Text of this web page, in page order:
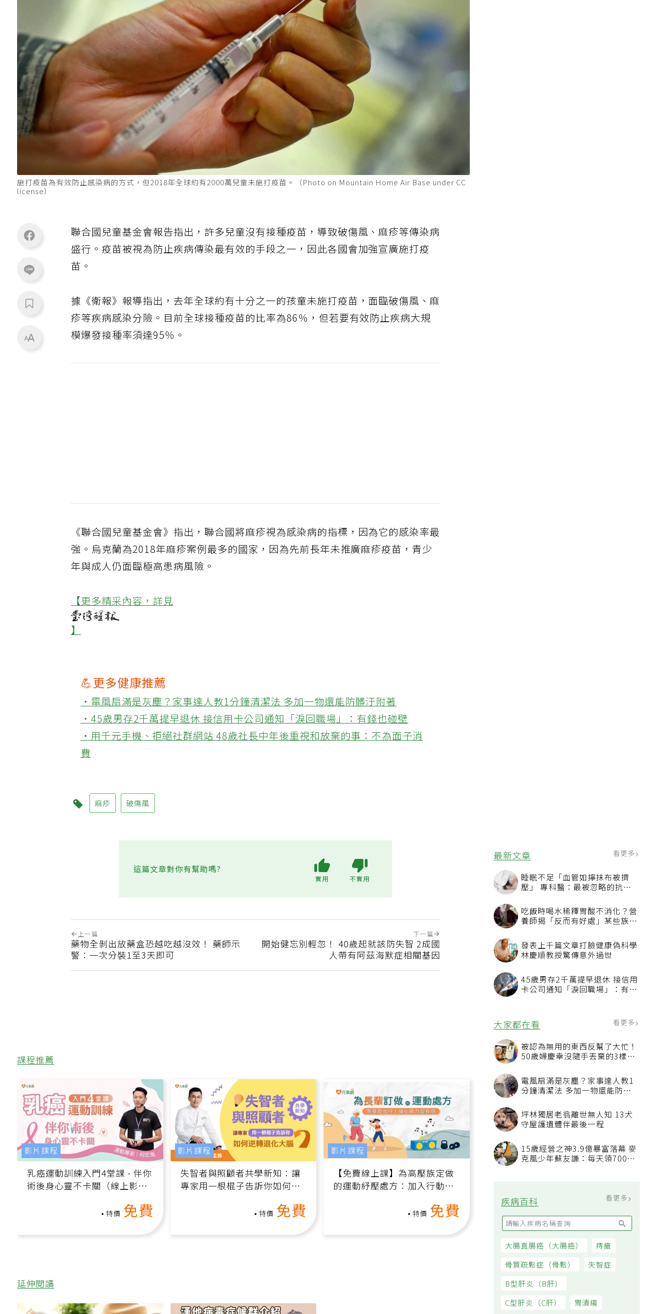
最新文章 看更多
睡眠不足「血管如擰抹布被擠
壓」 專科醫：最被忽略的抗老
吃飯時喝水稀釋胃酸不消化？營
養師揭「反而有好處」某些族群
發表上千篇文章打臉健康偽科學
林慶順教授驚傳意外過世
45歲男存2千萬提早退休 接信用
卡公司通知「淚回職場」：有錢
大家都在看
被認為無用的東西反幫了大忙！
50歲婦慶幸沒隨手丟棄的3樣物
電風扇滿是灰塵？家事達人教1
分鐘清潔法 多加一物還能防髒
坪林獨居老翁離世無人知 13犬
守屋護遺體伴最後一程
15歲經營之神3.9億暴富落幕 麥
克風少年蘇友謙：每天領700元
疾病百科
施打疫苗為有效防止感染病的方式，但2018年全球約有2000萬兒童未施打疫苗。（Photo on Mountain Home Air Base under CC
license）
聯合國兒童基金會報告指出，許多兒童沒有接種疫苗，導致破傷風、麻疹等傳染病
盛行。疫苗被視為防止疾病傳染最有效的手段之一，因此各國會加強宣廣施打疫
苗。
據《衛報》報導指出，去年全球約有十分之一的孩童未施打疫苗，面臨破傷風、麻
疹等疾病感染分險。目前全球接種疫苗的比率為86％，但若要有效防止疾病大規
模爆發接種率須達95％。
《聯合國兒童基金會》指出，聯合國將麻疹視為感染病的指標，因為它的感染率最
強。烏克蘭為2018年麻疹案例最多的國家，因為先前長年未推廣麻疹疫苗，青少
年與成人仍面臨極高患病風險。
【更多精采內容，詳見
】
💪更多健康推薦
‧電風扇滿是灰塵？家事達人教1分鐘清潔法 多加一物還能防髒汙附著
‧45歲男存2千萬提早退休 接信用卡公司通知「淚回職場」：有錢也碰壁
‧用千元手機、拒絕社群網站 48歲社長中年後重視和放棄的事：不為面子消
費
麻疹 破傷風
這篇文章對你有幫助嗎?
上一篇
藥物全剝出放藥盒恐越吃越沒效！ 藥師示
警：一次分裝1至3天即可
下一篇
開始健忘別輕忽！ 40歲起就該防失智 2成國
人帶有阿茲海默症相關基因
課程推薦
乳癌運動訓練入門4堂課 - 伴你
術後身心靈不卡關（線上影音
免費
影片課程
失智者與照顧者共學新知：讓
專家用一根棍子告訴你如何逆
轉退化大腦（線上影音課）
免費
影片課程
【免費線上課】為高壓族定做
的運動紓壓處方：加入行動、
增肌、互動元素，0基礎也能
免費
影片課程
延伸閱讀